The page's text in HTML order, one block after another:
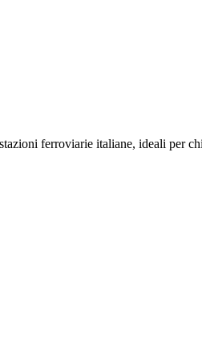
ferroviarie italiane, ideali per